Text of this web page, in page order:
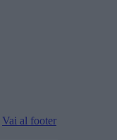
Vai al footer